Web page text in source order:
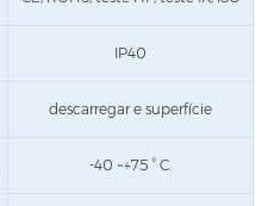
IP40
descarregar e superfície
-40 ~+75 ° C.